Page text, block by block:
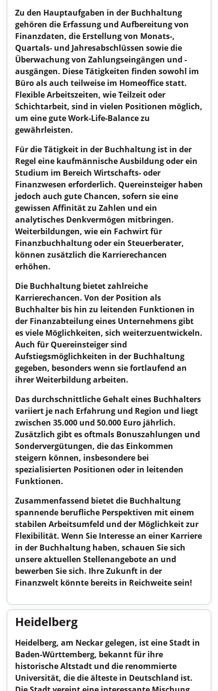
Zu den Hauptaufgaben in der Buchhaltung
gehören die Erfassung und Aufbereitung von
Finanzdaten, die Erstellung von Monats-,
Quartals- und Jahresabschlüssen sowie die
Überwachung von Zahlungseingängen und -
ausgängen. Diese Tätigkeiten finden sowohl im
Büro als auch teilweise im Homeoffice statt.
Flexible Arbeitszeiten, wie Teilzeit oder
Schichtarbeit, sind in vielen Positionen möglich,
um eine gute Work-Life-Balance zu
gewährleisten.
Für die Tätigkeit in der Buchhaltung ist in der
Regel eine kaufmännische Ausbildung oder ein
Studium im Bereich Wirtschafts- oder
Finanzwesen erforderlich. Quereinsteiger haben
jedoch auch gute Chancen, sofern sie eine
gewissen Affinität zu Zahlen und ein
analytisches Denkvermögen mitbringen.
Weiterbildungen, wie ein Fachwirt für
Finanzbuchhaltung oder ein Steuerberater,
können zusätzlich die Karrierechancen
erhöhen.
Die Buchhaltung bietet zahlreiche
Karrierechancen. Von der Position als
Buchhalter bis hin zu leitenden Funktionen in
der Finanzabteilung eines Unternehmens gibt
es viele Möglichkeiten, sich weiterzuentwickeln.
Auch für Quereinsteiger sind
Aufstiegsmöglichkeiten in der Buchhaltung
gegeben, besonders wenn sie fortlaufend an
ihrer Weiterbildung arbeiten.
Das durchschnittliche Gehalt eines Buchhalters
variiert je nach Erfahrung und Region und liegt
zwischen 35.000 und 50.000 Euro jährlich.
Zusätzlich gibt es oftmals Bonuszahlungen und
Sondervergütungen, die das Einkommen
steigern können, insbesondere bei
spezialisierten Positionen oder in leitenden
Funktionen.
Zusammenfassend bietet die Buchhaltung
spannende berufliche Perspektiven mit einem
stabilen Arbeitsumfeld und der Möglichkeit zur
Flexibilität. Wenn Sie Interesse an einer Karriere
in der Buchhaltung haben, schauen Sie sich
unsere aktuellen Stellenangebote an und
bewerben Sie sich. Ihre Zukunft in der
Finanzwelt könnte bereits in Reichweite sein!
Heidelberg
Heidelberg, am Neckar gelegen, ist eine Stadt in
Baden-Württemberg, bekannt für ihre
historische Altstadt und die renommierte
Universität, die die älteste in Deutschland ist.